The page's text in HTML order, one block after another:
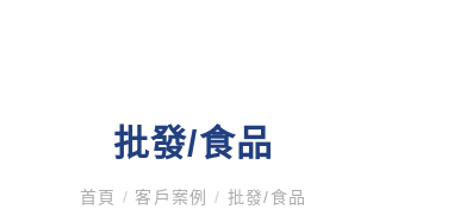
批發/食品
首頁 / 客戶案例/ 批發/食品